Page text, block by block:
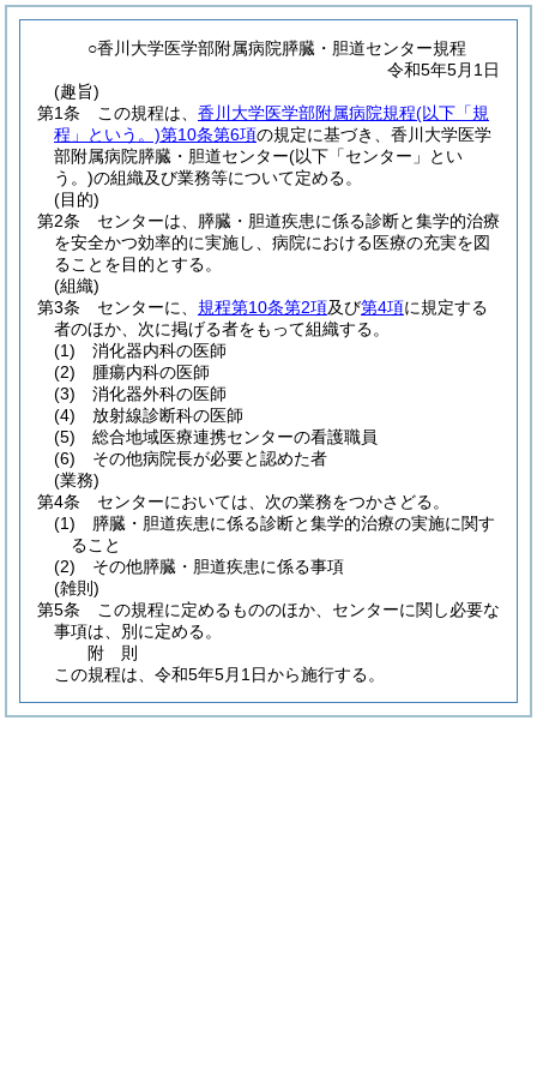
○香川大学医学部附属病院膵臓・胆道センター規程
令和5年5月1日
(趣旨)
第1条
この規程は、 香川大学医学部附属病院規程(以下「規
程」という。)第10条第6項の規定に基づき、香川大学医学
部附属病院膵臓・胆道センター(以下「センター」とい
う。)の組織及び業務等について定める。
(目的)
第2条
センターは、膵臓・胆道疾患に係る診断と集学的治療
を安全かつ効率的に実施し、病院における医療の充実を図
ることを目的とする。
(組織)
第3条
センターに、 規程第10条第2項及び第4項に規定する
者のほか、次に掲げる者をもって組織する。
(1)
消化器内科の医師
(2)
腫瘍内科の医師
(3)
消化器外科の医師
(4)
放射線診断科の医師
(5)
総合地域医療連携センターの看護職員
(6)
その他病院長が必要と認めた者
(業務)
第4条
センターにおいては、次の業務をつかさどる。
(1)
膵臓・胆道疾患に係る診断と集学的治療の実施に関す
ること
(2)
その他膵臓・胆道疾患に係る事項
(雑則)
第5条
この規程に定めるもののほか、センターに関し必要な
事項は、別に定める。
附 則
この規程は、令和5年5月1日から施行する。